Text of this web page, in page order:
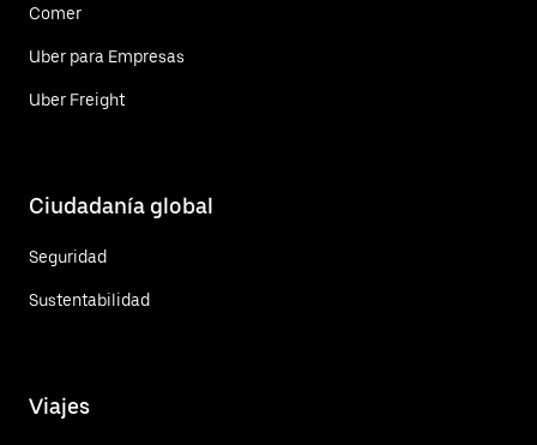
Comer
Uber para Empresas
Uber Freight
Ciudadanía global
Seguridad
Sustentabilidad
Viajes